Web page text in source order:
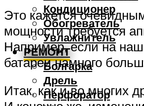
Кондиционер
Обогреватель
Увлажнитель
РЕМОНТ
Болгарка
Дрель
Перфоратор
Это кажется
мощности требуется
Например, если на
батареи намного
Итак, как и во многих